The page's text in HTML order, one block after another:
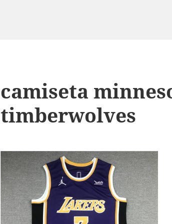
camiseta
timberwolves